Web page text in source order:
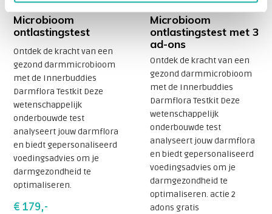
Innerbuddies
Microbioom
ontlastingstest
Ontdek de kracht van een
gezond darmmicrobioom
met de Innerbuddies
Darmflora Testkit Deze
wetenschappelijk
onderbouwde test
analyseert jouw darmflora
en biedt gepersonaliseerd
voedingsadvies om je
darmgezondheid te
optimaliseren.
€ 179,-
Innerbuddies
Microbioom
ontlastingstest met 3
ad-ons
Ontdek de kracht van een
gezond darmmicrobioom
met de Innerbuddies
Darmflora Testkit Deze
wetenschappelijk
onderbouwde test
analyseert jouw darmflora
en biedt gepersonaliseerd
voedingsadvies om je
darmgezondheid te
optimaliseren. actie 2
adons gratis